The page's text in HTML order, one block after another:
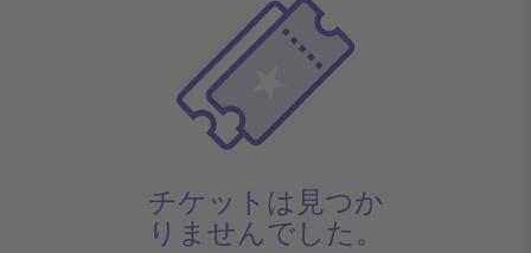
チケットは見つか
りませんでした。